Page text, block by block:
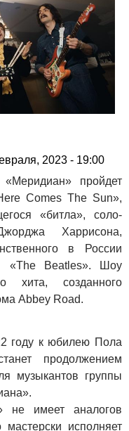
2023 - 19:00
пройдет
Comes The Sun»,
«битла», соло-
Харрисона,
в России
«The Beatles». Шоу
хита, созданного
Abbey Road.
году к юбилею Пола
продолжением
музыкантов группы
не имеет аналогов
исполняет